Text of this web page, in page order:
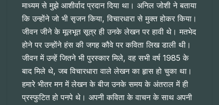
माध्यम से मुझे आशीर्वाद प्रदान दिया था। अनिल जोशी ने बताया
कि उन्होंने जो भी सृजन किया, विचारधारा से मुक्त होकर किया।
जीवन जीने के मूलभूत सूत्र ही उनके लेखन पर हावी थे। मतभेद
होने पर उन्होंने हंस की जगह कौवे पर कविता लिख डाली थी।
जीवन में उन्हें जितने भी पुरस्कार मिले, वह सभी वर्ष 1985 के
बाद मिले थे, जब विचारधारा वाले लेखन का हृास हो चुका था।
हमारे भीतर मन में लेखन के बीज उनके समय के अंतराल में ही
प्रस्फुटित हो पनपे थे। अपनी कविता के वाचन के साथ अपनी